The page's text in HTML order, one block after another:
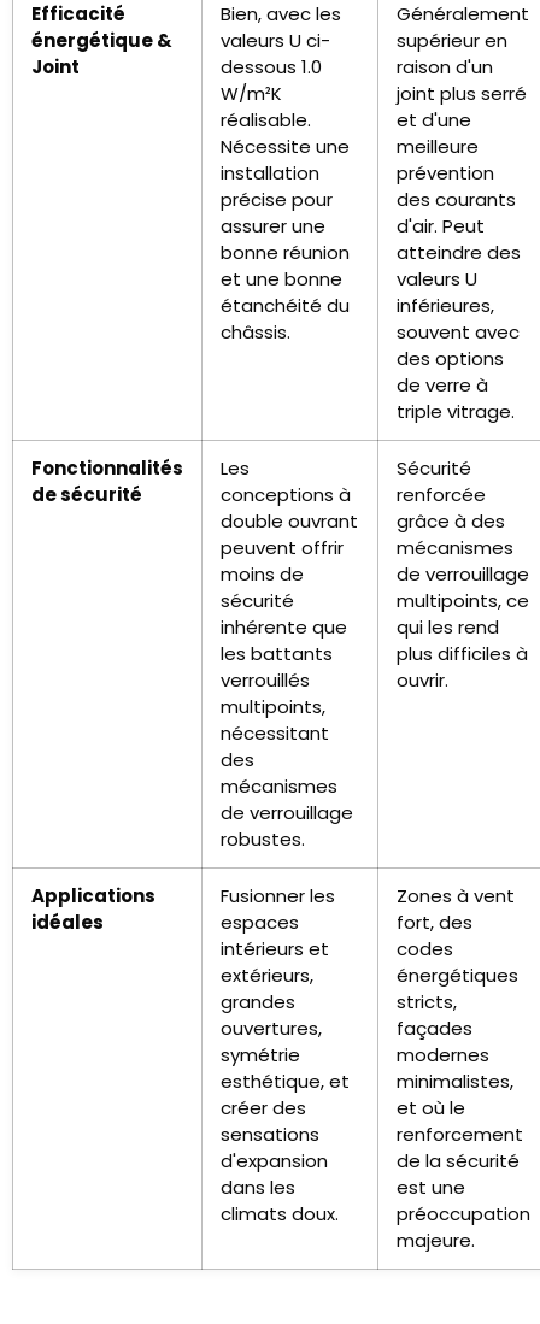
Efficacité
énergétique &
Joint
Bien, avec les
valeurs U ci-
dessous 1.0
W/m²K
réalisable.
Nécessite une
installation
précise pour
assurer une
bonne réunion
et une bonne
étanchéité du
châssis.
Généralement
supérieur en
raison d'un
joint plus serré
et d'une
meilleure
prévention
des courants
d'air. Peut
atteindre des
valeurs U
inférieures,
souvent avec
des options
de verre à
triple vitrage.
Fonctionnalités
de sécurité
Les
conceptions à
double ouvrant
peuvent offrir
moins de
sécurité
inhérente que
les battants
verrouillés
multipoints,
nécessitant
des
mécanismes
de verrouillage
robustes.
Sécurité
renforcée
grâce à des
mécanismes
de verrouillage
multipoints, ce
qui les rend
plus difficiles à
ouvrir.
Applications
idéales
Fusionner les
espaces
intérieurs et
extérieurs,
grandes
ouvertures,
symétrie
esthétique, et
créer des
sensations
d'expansion
dans les
climats doux.
Zones à vent
fort, des
codes
énergétiques
stricts,
façades
modernes
minimalistes,
et où le
renforcement
de la sécurité
est une
préoccupation
majeure.